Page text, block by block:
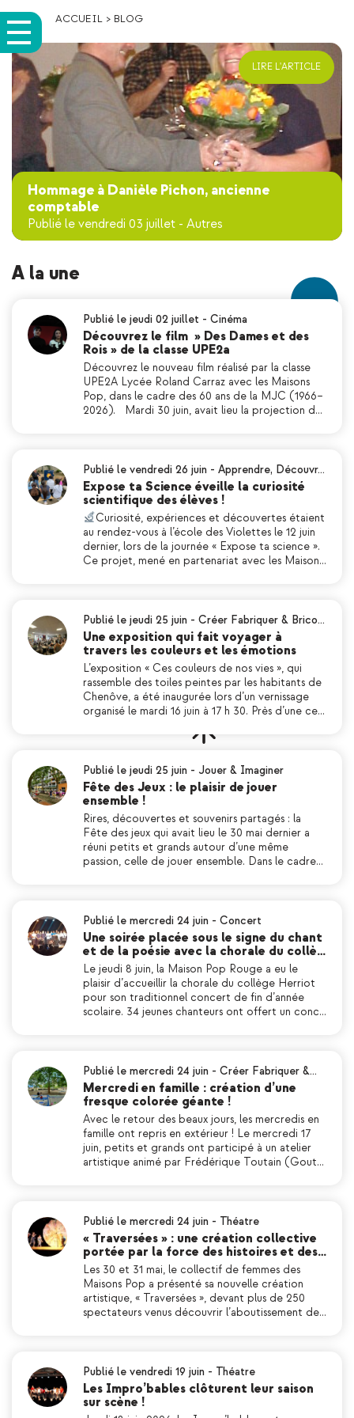
ACCUEIL > BLOG
Hommage à Danièle Pichon, ancienne
comptable
Publié le vendredi 03 juillet - Autres
LIRE L'ARTICLE
A la une
Publié le jeudi 02 juillet - Cinéma
Découvrez le film » Des Dames et des
Rois » de la classe UPE2a
Découvrez le nouveau film réalisé par la classe
UPE2A Lycée Roland Carraz avec les Maisons
Pop, dans le cadre des 60 ans de la MJC (1966–
2026). Mardi 30 juin, avait lieu la projection d…
Publié le vendredi 26 juin - Apprendre, Découvr…
Expose ta Science éveille la curiosité
scientifique des élèves !
Curiosité, expériences et découvertes étaient
au rendez-vous à l’école des Violettes le 12 juin
dernier, lors de la journée « Expose ta science ».
Ce projet, mené en partenariat avec les Maison…
Publié le jeudi 25 juin - Créer Fabriquer & Brico…
Une exposition qui fait voyager à
travers les couleurs et les émotions
L’exposition « Ces couleurs de nos vies », qui
rassemble des toiles peintes par les habitants de
Chenôve, a été inaugurée lors d’un vernissage
organisé le mardi 16 juin à 17 h 30. Près d’une ce…
Publié le jeudi 25 juin - Jouer & Imaginer
Fête des Jeux : le plaisir de jouer
ensemble !
Rires, découvertes et souvenirs partagés : la
Fête des jeux qui avait lieu le 30 mai dernier a
réuni petits et grands autour d’une même
passion, celle de jouer ensemble. Dans le cadre…
Publié le mercredi 24 juin - Concert
Une soirée placée sous le signe du chant
et de la poésie avec la chorale du collè…
Le jeudi 8 juin, la Maison Pop Rouge a eu le
plaisir d’accueillir la chorale du collège Herriot
pour son traditionnel concert de fin d’année
scolaire. 34 jeunes chanteurs ont offert un conc…
Publié le mercredi 24 juin - Créer Fabriquer &…
Mercredi en famille : création d’une
fresque colorée géante !
Avec le retour des beaux jours, les mercredis en
famille ont repris en extérieur ! Le mercredi 17
juin, petits et grands ont participé à un atelier
artistique animé par Frédérique Toutain (Gout…
Publié le mercredi 24 juin - Théatre
« Traversées » : une création collective
portée par la force des histoires et des…
Les 30 et 31 mai, le collectif de femmes des
Maisons Pop a présenté sa nouvelle création
artistique, « Traversées », devant plus de 250
spectateurs venus découvrir l’aboutissement de…
Publié le vendredi 19 juin - Théatre
Les Impro’bables clôturent leur saison
sur scène !